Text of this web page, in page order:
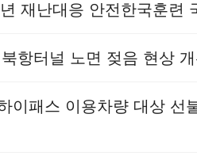
재난대응 안전한국훈련
항터널 노면 젖음 현상
이패스 이용차량 대상 선